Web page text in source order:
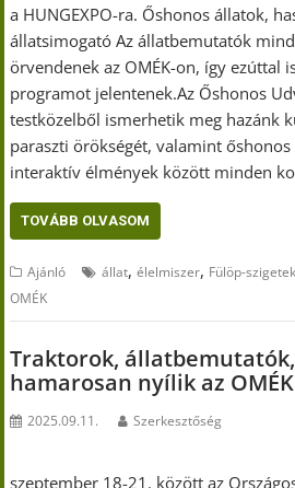
a HUNGEXPO-ra. Őshonos állatok,
állatsimogató Az állatbemutatók
örvendenek az OMÉK-on, így ezúttal
programot jelentenek.Az Őshonos
testközelből ismerhetik meg hazánk
paraszti örökségét, valamint
interaktív élmények között minden
TOVÁBB OLVASOM
Ajánló állat,élelmiszer, Fülöp-szigetek
OMÉK
Traktorok,
hamarosan nyílik az OMÉK
2025.09.11. Szerkesztőség
szeptember 18-21. között az